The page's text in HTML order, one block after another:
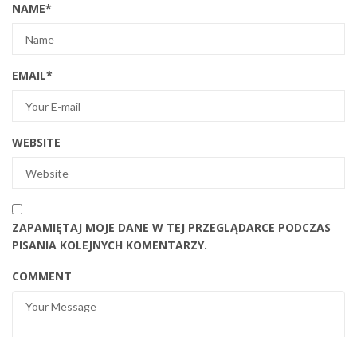
NAME*
EMAIL*
WEBSITE
ZAPAMIĘTAJ MOJE DANE W TEJ PRZEGLĄDARCE PODCZAS
PISANIA KOLEJNYCH KOMENTARZY.
COMMENT